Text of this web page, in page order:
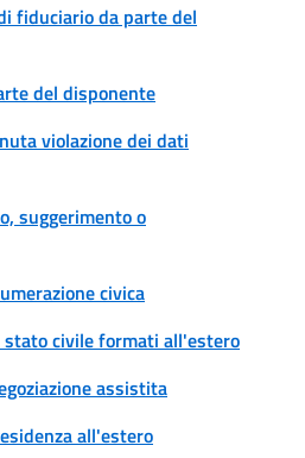
fiduciario da parte del
del disponente
violazione dei dati
suggerimento o
civica
civile formati all'estero
assistita
all'estero